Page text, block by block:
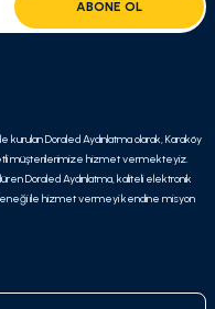
ABONE OL
kurulan Doraled Aydınlatma olarak, Karaköy
müşterilerimize hizmet vermekteyiz.
Doraled Aydınlatma, kaliteli elektronik
ile hizmet vermeyi kendine misyon